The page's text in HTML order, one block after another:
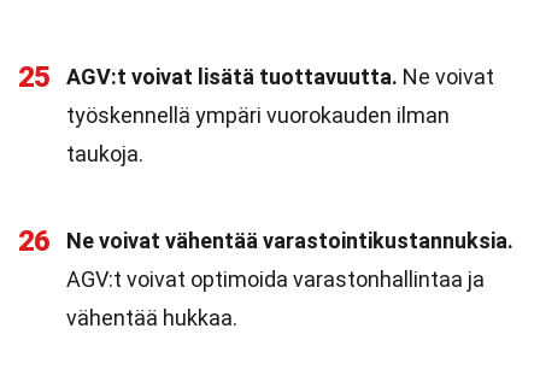
25 AGV:t voivat lisätä tuottavuutta. Ne voivat
työskennellä ympäri vuorokauden ilman
taukoja.
26
Ne voivat vähentää varastointikustannuksia.
AGV:t voivat optimoida varastonhallintaa ja
vähentää hukkaa.